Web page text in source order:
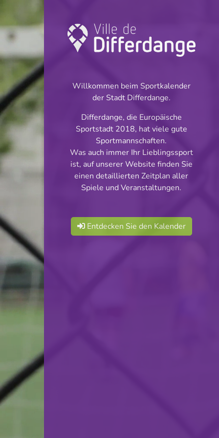
Turnier: Handball
INFOS
03.05.2026
14:00
Centre sportif John Scheuren -
Oberkorn
Teilen
Playoff Promotioun
Fraen
Willkommen beim Sportkalender
der Stadt Differdange.
Differdange, die Europäische
Sportstadt 2018, hat viele gute
Sportmannschaften.
Was auch immer Ihr Lieblingssport
ist, auf unserer Website finden Sie
einen detaillierten Zeitplan aller
Spiele und Veranstaltungen.
Entdecken Sie den Kalender